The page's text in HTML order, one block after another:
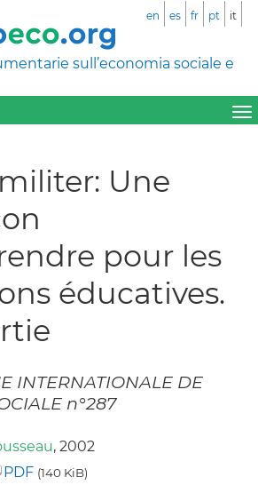
sull’economia sociale e
en es fr pt it
Une
pour les
éducatives.
INTERNATIONALE DE
n°287
, 2002
PDF (140 KiB)